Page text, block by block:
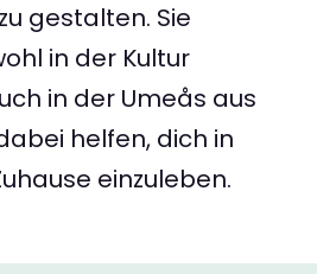
gestalten. Sie
in der Kultur
in der Umeås aus
helfen, dich in
einzuleben.